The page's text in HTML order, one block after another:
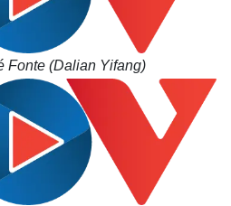
Fonte (Dalian Yifang)